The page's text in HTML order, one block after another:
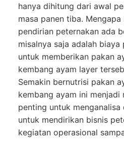
hanya dihitung dari awal
masa panen tiba.
pendirian peternakan ada
misalnya saja adalah
untuk memberikan pakan
kembang ayam layer
Semakin bernutrisi pakan
kembang ayam ini menjadi
penting untuk
untuk mendirikan bisnis
kegiatan operasional